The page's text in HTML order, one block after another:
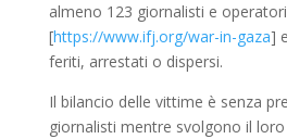
almeno 123 giornalisti e
[https://www.ifj.org/war-in-gaza]
feriti, arrestati o dispersi.
Il bilancio delle vittime è senza
giornalisti mentre svolgono il